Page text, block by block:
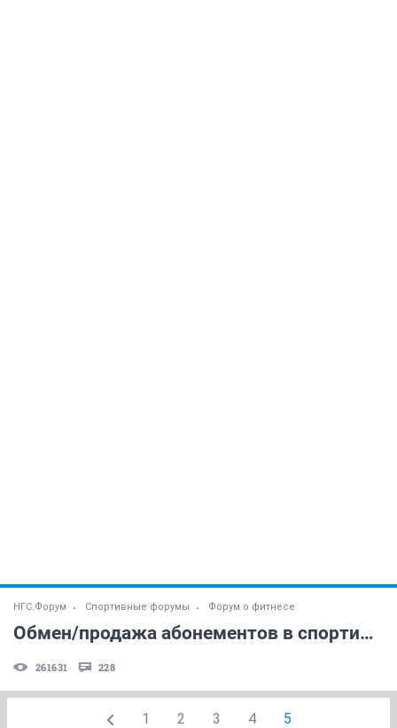
НГС.Форум Спортивные форумы Форум о фитнесе
Обмен/продажа абонементов в спортивные клубы
261631 228
1 2 3 4 5